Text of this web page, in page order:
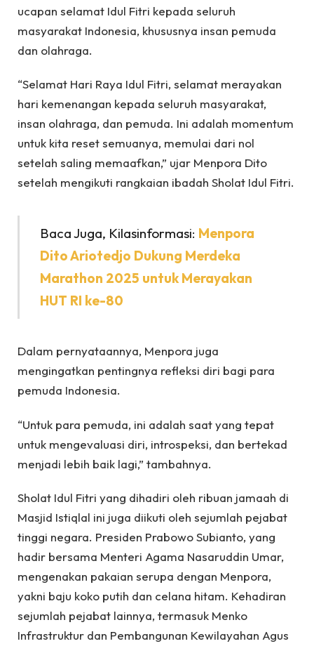
ucapan selamat Idul Fitri kepada seluruh
masyarakat Indonesia, khususnya insan pemuda
dan olahraga.
“Selamat Hari Raya Idul Fitri, selamat merayakan
hari kemenangan kepada seluruh masyarakat,
insan olahraga, dan pemuda. Ini adalah momentum
untuk kita reset semuanya, memulai dari nol
setelah saling memaafkan,” ujar Menpora Dito
setelah mengikuti rangkaian ibadah Sholat Idul Fitri.
Baca Juga, Kilasinformasi: Menpora
Dito Ariotedjo Dukung Merdeka
Marathon 2025 untuk Merayakan
HUT RI ke-80
Dalam pernyataannya, Menpora juga
mengingatkan pentingnya refleksi diri bagi para
pemuda Indonesia.
“Untuk para pemuda, ini adalah saat yang tepat
untuk mengevaluasi diri, introspeksi, dan bertekad
menjadi lebih baik lagi,” tambahnya.
Sholat Idul Fitri yang dihadiri oleh ribuan jamaah di
Masjid Istiqlal ini juga diikuti oleh sejumlah pejabat
tinggi negara. Presiden Prabowo Subianto, yang
hadir bersama Menteri Agama Nasaruddin Umar,
mengenakan pakaian serupa dengan Menpora,
yakni baju koko putih dan celana hitam. Kehadiran
sejumlah pejabat lainnya, termasuk Menko
Infrastruktur dan Pembangunan Kewilayahan Agus